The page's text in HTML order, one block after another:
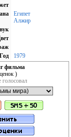
Египет
Алжир
Год
1979
фильма
)
голосовал